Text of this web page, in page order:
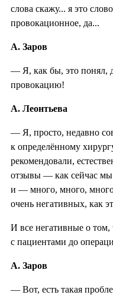
слова скажу... я это
провокационное, да...
А. Заров
— Я, как бы, это понял,
провокацию!
А. Леонтьева
— Я, просто, недавно
к определённому
рекомендовали,
отзывы — как сейчас мы
и — много, много,
очень негативных, как
И все негативные о том,
с пациентами до
А. Заров
— Вот, есть такая